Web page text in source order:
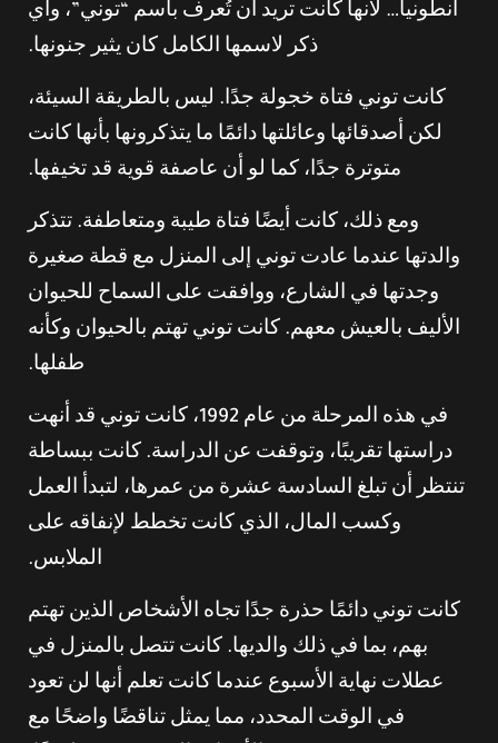
أنطونيا… لأنها كانت تريد أن تُعرف باسم “توني”، وأي
ذكر لاسمها الكامل كان يثير جنونها.
كانت توني فتاة خجولة جدًا. ليس بالطريقة السيئة،
لكن أصدقائها وعائلتها دائمًا ما يتذكرونها بأنها كانت
متوترة جدًا، كما لو أن عاصفة قوية قد تخيفها.
ومع ذلك، كانت أيضًا فتاة طيبة ومتعاطفة. تتذكر
والدتها عندما عادت توني إلى المنزل مع قطة صغيرة
وجدتها في الشارع، ووافقت على السماح للحيوان
الأليف بالعيش معهم. كانت توني تهتم بالحيوان وكأنه
طفلها.
في هذه المرحلة من عام 1992، كانت توني قد أنهت
دراستها تقريبًا، وتوقفت عن الدراسة. كانت ببساطة
تنتظر أن تبلغ السادسة عشرة من عمرها، لتبدأ العمل
وكسب المال، الذي كانت تخطط لإنفاقه على
الملابس.
كانت توني دائمًا حذرة جدًا تجاه الأشخاص الذين تهتم
بهم، بما في ذلك والديها. كانت تتصل بالمنزل في
عطلات نهاية الأسبوع عندما كانت تعلم أنها لن تعود
في الوقت المحدد، مما يمثل تناقضًا واضحًا مع